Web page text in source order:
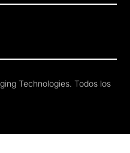
Technologies. Todos los